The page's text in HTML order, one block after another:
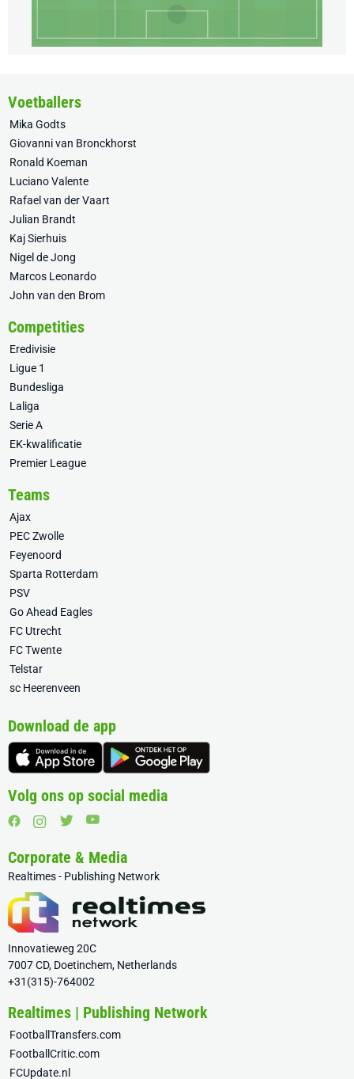
Voetballers
Mika Godts
Giovanni van Bronckhorst
Ronald Koeman
Luciano Valente
Rafael van der Vaart
Julian Brandt
Kaj Sierhuis
Nigel de Jong
Marcos Leonardo
John van den Brom
Competities
Eredivisie
Ligue 1
Bundesliga
Laliga
Serie A
EK-kwalificatie
Premier League
Teams
Ajax
PEC Zwolle
Feyenoord
Sparta Rotterdam
PSV
Go Ahead Eagles
FC Utrecht
FC Twente
Telstar
sc Heerenveen
Download de app
Volg ons op social media
Corporate & Media
Realtimes - Publishing Network
Innovatieweg 20C
7007 CD, Doetinchem, Netherlands
+31(315)-764002
Realtimes | Publishing Network
FootballTransfers.com
FootballCritic.com
FCUpdate.nl